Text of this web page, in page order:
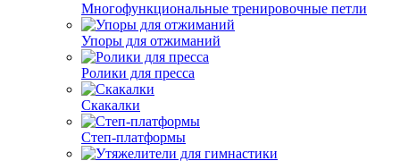
Многофункциональные тренировочные петли
Упоры для отжиманий
Ролики для пресса
Скакалки
Степ-платформы